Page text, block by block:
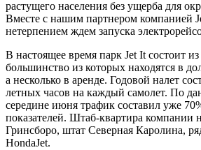
растущего населения без ущерба для
Вместе с нашим партнером компанией
нетерпением ждем запуска
В настоящее время парк Jet It состоит
большинство из которых находятся в
а несколько в аренде. Годовой налет
летных часов на каждый самолет. По
середине июня трафик составил уже
показателей. Штаб-квартира компании
Гринсборо, штат Северная Каролина,
HondaJet.